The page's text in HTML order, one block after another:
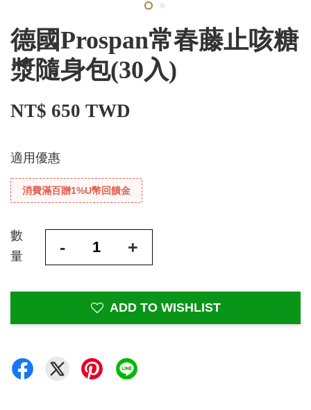
德國Prospan常春藤止咳糖
漿隨身包(30入)
NT$ 650 TWD
適用優惠
消費滿百贈1%U幣回饋金
數
量
- +
ADD TO WISHLIST